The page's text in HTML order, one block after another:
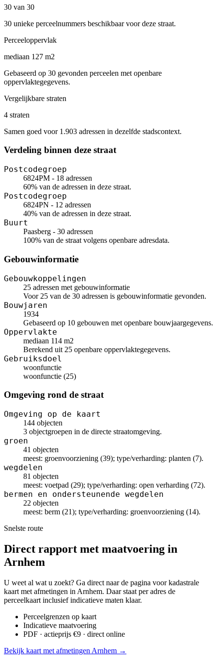
30 van 30
30 unieke perceelnummers beschikbaar voor deze straat.
Perceeloppervlak
mediaan 127 m2
Gebaseerd op 30 gevonden perceelen met openbare
oppervlaktegegevens.
Vergelijkbare straten
4 straten
Samen goed voor 1.903 adressen in dezelfde stadscontext.
Verdeling binnen deze straat
Postcodegroep
6824PM - 18 adressen
60% van de adressen in deze straat.
Postcodegroep
6824PN - 12 adressen
40% van de adressen in deze straat.
Buurt
Paasberg - 30 adressen
100% van de straat volgens openbare adresdata.
Gebouwinformatie
Gebouwkoppelingen
25 adressen met gebouwinformatie
Voor 25 van de 30 adressen is gebouwinformatie gevonden.
Bouwjaren
1934
Gebaseerd op 10 gebouwen met openbare bouwjaargegevens.
Oppervlakte
mediaan 114 m2
Berekend uit 25 openbare oppervlaktegegevens.
Gebruiksdoel
woonfunctie
woonfunctie (25)
Omgeving rond de straat
Omgeving op de kaart
144 objecten
3 objectgroepen in de directe straatomgeving.
groen
41 objecten
meest: groenvoorziening (39); type/verharding: planten (7).
wegdelen
81 objecten
meest: voetpad (29); type/verharding: open verharding (72).
bermen en ondersteunende wegdelen
22 objecten
meest: berm (21); type/verharding: groenvoorziening (14).
Snelste route
Direct rapport met maatvoering in
Arnhem
U weet al wat u zoekt? Ga direct naar de pagina voor kadastrale
kaart met afmetingen in Arnhem. Daar staat per adres de
perceelkaart inclusief indicatieve maten klaar.
Perceelgrenzen op kaart
Indicatieve maatvoering
PDF · actieprijs €9 · direct online
Bekijk kaart met afmetingen Arnhem →